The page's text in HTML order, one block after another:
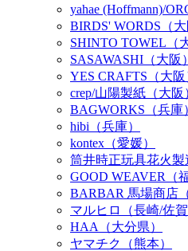
yahae (Hoffmann)/
BIRDS' WORDS（大
SHINTO TOWEL（
SASAWASHI（大阪）
YES CRAFTS（大阪
crep/山陽製紙（大阪
BAGWORKS（兵庫
hibi（兵庫）
kontex（愛媛）
筒井時正玩具花火製
GOOD WEAVER（
BARBAR 馬場商店
マルヒロ（長崎/佐賀
HAA（大分県）
ヤマチク（熊本）